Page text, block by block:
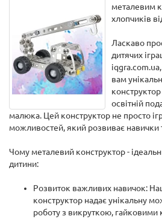
металевим
хлопчиків
Ласкаво
дитячих
вам
освітній
малюка. Цей конструктор не просто
можливостей, який розвиває навички
Чому металевий конструктор -
дитини:
Розвиток важливих навичок:
конструктор надає унікальну
роботу з викруткою, гайковими